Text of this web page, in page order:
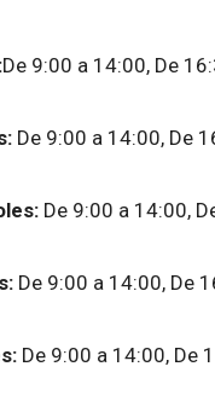
De 9:00 a 14:00, De
De 9:00 a 14:00, De
De 9:00 a 14:00,
De 9:00 a 14:00, De
De 9:00 a 14:00, De